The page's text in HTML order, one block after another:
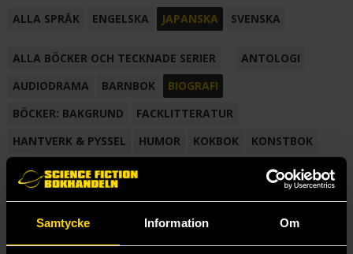
Samtycke Information Om
ALLA SPRÅK ENGELSKA JAPANSKA SVENSKA
ALLA BÖCKER OCH TECKNADE SERIER
ANTOLOGI
AUDIODRAMA
BARNBOK
BIOGRAFI
BÖCKER: BAKGRUND
FACKLITTERATUR
HANTVERK & PYSSEL
HUMOR KOKBOK
KONSTBOK
KORTROMAN
LÄROBOK
NOVELL
SAMLINGSVOLYM
TECKNA & MÅLA TECKNAD SERIE